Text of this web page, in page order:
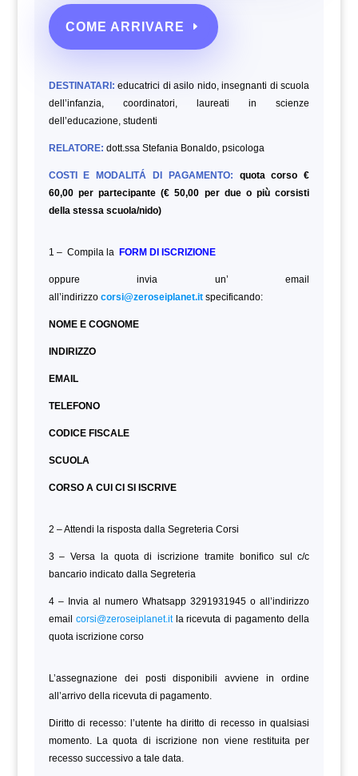
COME ARRIVARE
DESTINATARI: educatrici di asilo nido, insegnanti di scuola
dell’infanzia, coordinatori, laureati in scienze
dell’educazione, studenti
RELATORE: dott.ssa Stefania Bonaldo, psicologa
COSTI E MODALITÁ DI PAGAMENTO:
quota corso €
60,00 per partecipante (€ 50,00 per due o più corsisti
della stessa scuola/nido)
1 – Compila la FORM DI ISCRIZIONE
oppure invia un’ email
all’indirizzo corsi@zeroseiplanet.itspecificando:
NOME E COGNOME
INDIRIZZO
EMAIL
TELEFONO
CODICE FISCALE
SCUOLA
CORSO A CUI CI SI ISCRIVE
2 – Attendi la risposta dalla Segreteria Corsi
3 – Versa la quota di iscrizione tramite bonifico sul c/c
bancario indicato dalla Segreteria
4 – Invia al numero Whatsapp 3291931945 o all’indirizzo
email corsi@zeroseiplanet.itla ricevuta di pagamento della
quota iscrizione corso
L’assegnazione dei posti disponibili avviene in ordine
all’arrivo della ricevuta di pagamento.
Diritto di recesso: l’utente ha diritto di recesso in qualsiasi
momento. La quota di iscrizione non viene restituita per
recesso successivo a tale data.